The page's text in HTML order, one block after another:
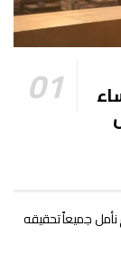
جميعاً تحقيقه